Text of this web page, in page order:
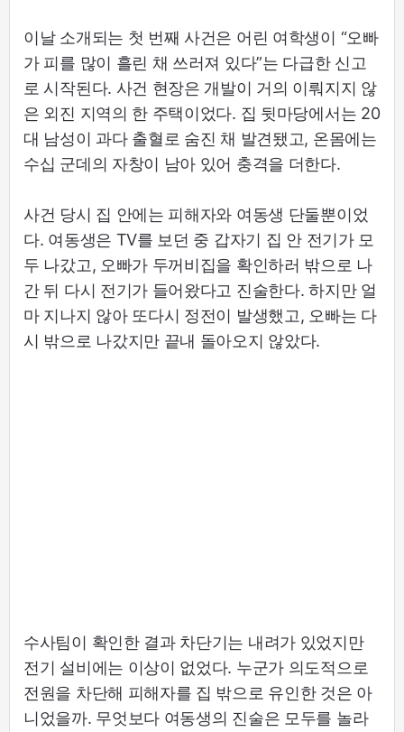
이날 소개되는 첫 번째 사건은 어린 여학생이 “오빠
가 피를 많이 흘린 채 쓰러져 있다”는 다급한 신고
로 시작된다. 사건 현장은 개발이 거의 이뤄지지 않
은 외진 지역의 한 주택이었다. 집 뒷마당에서는 20
대 남성이 과다 출혈로 숨진 채 발견됐고, 온몸에는
수십 군데의 자창이 남아 있어 충격을 더한다.
사건 당시 집 안에는 피해자와 여동생 단둘뿐이었
다. 여동생은 TV를 보던 중 갑자기 집 안 전기가 모
두 나갔고, 오빠가 두꺼비집을 확인하러 밖으로 나
간 뒤 다시 전기가 들어왔다고 진술한다. 하지만 얼
마 지나지 않아 또다시 정전이 발생했고, 오빠는 다
시 밖으로 나갔지만 끝내 돌아오지 않았다.
수사팀이 확인한 결과 차단기는 내려가 있었지만
전기 설비에는 이상이 없었다. 누군가 의도적으로
전원을 차단해 피해자를 집 밖으로 유인한 것은 아
니었을까. 무엇보다 여동생의 진술은 모두를 놀라